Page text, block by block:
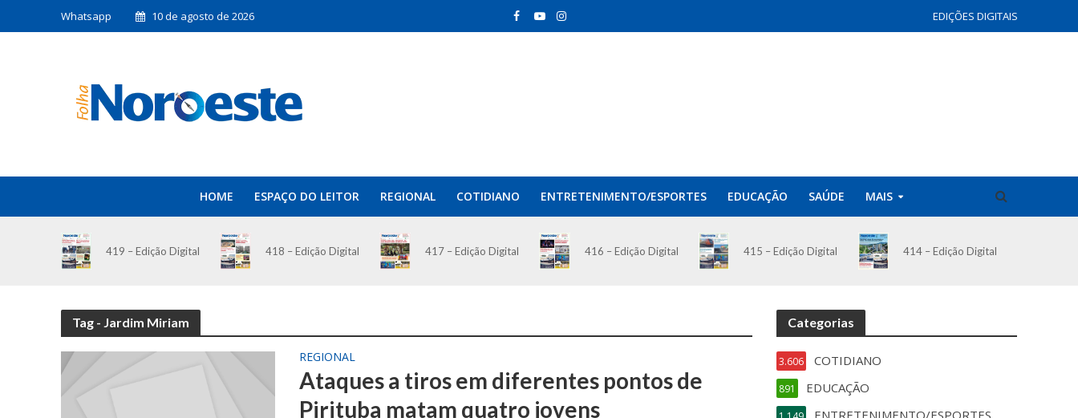
Whatsapp 10 de agosto de 2026 EDIÇÕES DIGITAIS
HOME ESPAÇO DO LEITOR REGIONAL COTIDIANO ENTRETENIMENTO/ESPORTES EDUCAÇÃO SAÚDE MAIS
419 – Edição Digital 418 – Edição Digital 417 – Edição Digital 416 – Edição Digital 415 – Edição Digital 414 – Edição Digital
Tag - Jardim Miriam
REGIONAL
Ataques a tiros em diferentes pontos de
Pirituba matam quatro jovens
Categorias
COTIDIANO
3.606
EDUCAÇÃO
891